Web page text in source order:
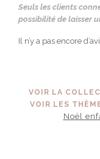
Seuls les clients
possibilité de laisser
Il n’y a pas encore
VOIR LA
VOIR LES
Noël